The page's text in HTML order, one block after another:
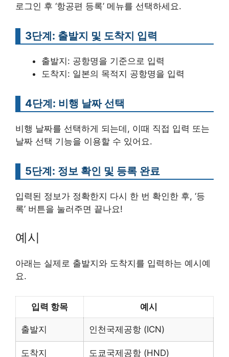
로그인 후 ‘항공편 등록’ 메뉴를 선택하세요.
3단계: 출발지 및 도착지 입력
출발지: 공항명을 기준으로 입력
도착지: 일본의 목적지 공항명을 입력
4단계: 비행 날짜 선택
비행 날짜를 선택하게 되는데, 이때 직접 입력 또는
날짜 선택 기능을 이용할 수 있어요.
5단계: 정보 확인 및 등록 완료
입력된 정보가 정확한지 다시 한 번 확인한 후, ‘등
록’ 버튼을 눌러주면 끝나요!
예시
아래는 실제로 출발지와 도착지를 입력하는 예시예
요.
입력 항목 예시
출발지 인천국제공항 (ICN)
도착지 도쿄국제공항 (HND)